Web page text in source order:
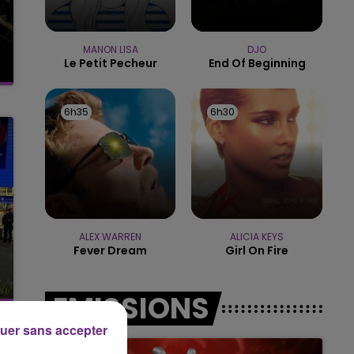
15h00 - 19h00
LE CLUB CHAMPAGNE FM
MANON LISA
Le Petit Pecheur
DJO
End Of Beginning
6h35
6h35
ALEX WARREN
Fever Dream
6h30
6h30
ALICIA KEYS
Girl On Fire
EMISSIONS
sans accepter